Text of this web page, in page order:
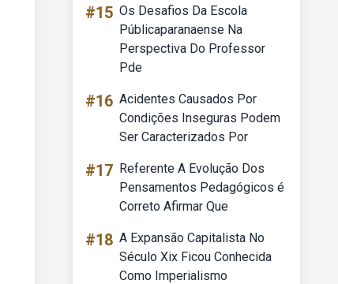
#15 Os Desafios Da Escola
Públicaparanaense Na
Perspectiva Do Professor
Pde
#16 Acidentes Causados Por
Condições Inseguras Podem
Ser Caracterizados Por
#17 Referente A Evolução Dos
Pensamentos Pedagógicos é
Correto Afirmar Que
#18 A Expansão Capitalista No
Século Xix Ficou Conhecida
Como Imperialismo